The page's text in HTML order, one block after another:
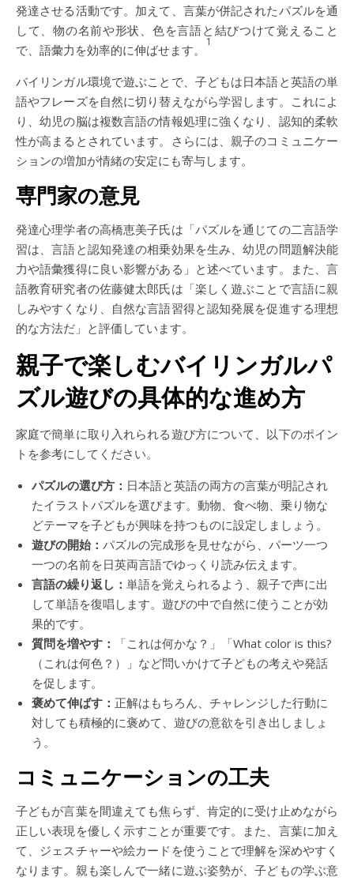
発達させる活動です。加えて、言葉が併記されたパズルを通
して、物の名前や形状、色を言語と結びつけて覚えること
で、語彙力を効率的に伸ばせます。
1
バイリンガル環境で遊ぶことで、子どもは日本語と英語の単
語やフレーズを自然に切り替えながら学習します。これによ
り、幼児の脳は複数言語の情報処理に強くなり、認知的柔軟
性が高まるとされています。さらには、親子のコミュニケー
ションの増加が情緒の安定にも寄与します。
専門家の意見
発達心理学者の高橋恵美子氏は「パズルを通じての二言語学
習は、言語と認知発達の相乗効果を生み、幼児の問題解決能
力や語彙獲得に良い影響がある」と述べています。また、言
語教育研究者の佐藤健太郎氏は「楽しく遊ぶことで言語に親
しみやすくなり、自然な言語習得と認知発展を促進する理想
的な方法だ」と評価しています。
親子で楽しむバイリンガルパ
ズル遊びの具体的な進め方
家庭で簡単に取り入れられる遊び方について、以下のポイン
トを参考にしてください。
パズルの選び方： 日本語と英語の両方の言葉が明記され
たイラストパズルを選びます。動物、食べ物、乗り物な
どテーマを子どもが興味を持つものに設定しましょう。
遊びの開始： パズルの完成形を見せながら、パーツ一つ
一つの名前を日英両言語でゆっくり読み伝えます。
言語の繰り返し： 単語を覚えられるよう、親子で声に出
して単語を復唱します。遊びの中で自然に使うことが効
果的です。
質問を増やす：
「これは何かな？」「What color is this?
（これは何色？）」など問いかけて子どもの考えや発話
を促します。
褒めて伸ばす： 正解はもちろん、チャレンジした行動に
対しても積極的に褒めて、遊びの意欲を引き出しましょ
う。
コミュニケーションの工夫
子どもが言葉を間違えても焦らず、肯定的に受け止めながら
正しい表現を優しく示すことが重要です。また、言葉に加え
て、ジェスチャーや絵カードを使うことで理解を深めやすく
なります。親も楽しんで一緒に遊ぶ姿勢が、子どもの学ぶ意